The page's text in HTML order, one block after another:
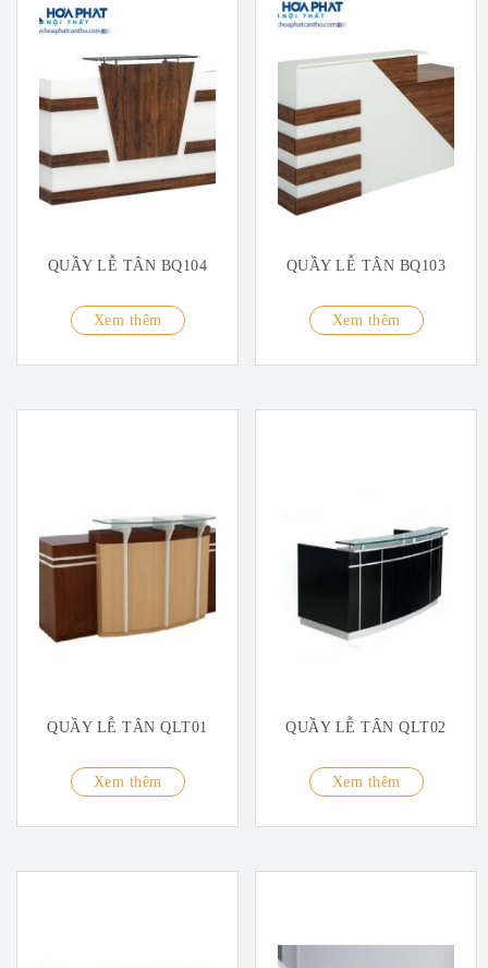
QUẦY LỄ TÂN BQ104
Xem thêm
QUẦY LỄ TÂN BQ103
Xem thêm
QUẦY LỄ TÂN QLT01
Xem thêm
QUẦY LỄ TÂN QLT02
Xem thêm